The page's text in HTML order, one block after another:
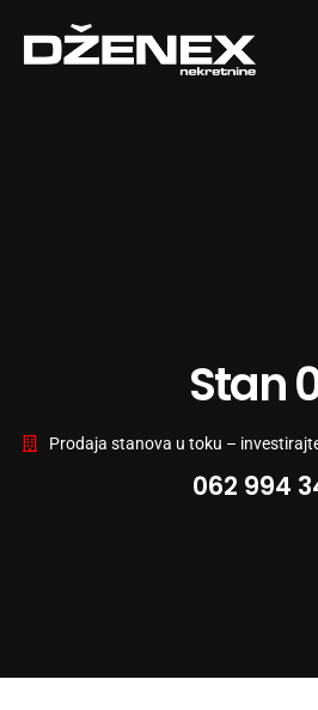
Stan
Prodaja stanova u toku –
062 994